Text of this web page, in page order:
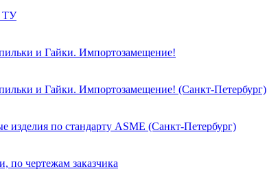
ТУ
и Гайки. Импортозамещение!
и Гайки. Импортозамещение! (Санкт-Петербург)
изделия по стандарту ASME (Санкт-Петербург)
по чертежам заказчика